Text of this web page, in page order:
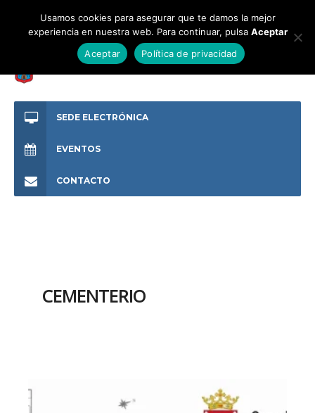
SEDE ELECTRÓNICA
EVENTOS
CONTACTO
CEMENTERIO
Usamos cookies para asegurar que te damos la mejor
experiencia en nuestra web. Para continuar, pulsa Aceptar
Aceptar
Política de privacidad